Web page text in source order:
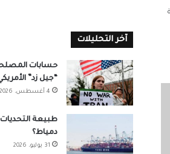
آخر التحليلات
حسابات
“جيل زد”
4 أغسطس، 2026
طبيعة
دمياط؟
31 يوليو، 2026